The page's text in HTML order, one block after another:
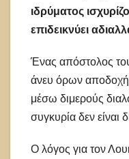
ιδρύματος
επιδεικνύει
Ένας απόστολος
άνευ όρων
μέσω διμερούς
συγκυρία δεν είναι
Ο λόγος για τον